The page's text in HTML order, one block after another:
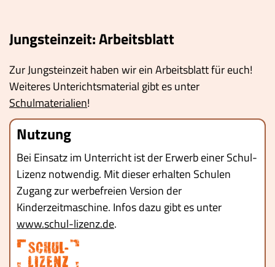
Jungsteinzeit: Arbeitsblatt
Zur Jungsteinzeit haben wir ein Arbeitsblatt für euch!
Weiteres Unterichtsmaterial gibt es unter
Schulmaterialien!
Nutzung
Bei Einsatz im Unterricht ist der Erwerb einer Schul-
Lizenz notwendig. Mit dieser erhalten Schulen
Zugang zur werbefreien Version der
Kinderzeitmaschine. Infos dazu gibt es unter
www.schul-lizenz.de.